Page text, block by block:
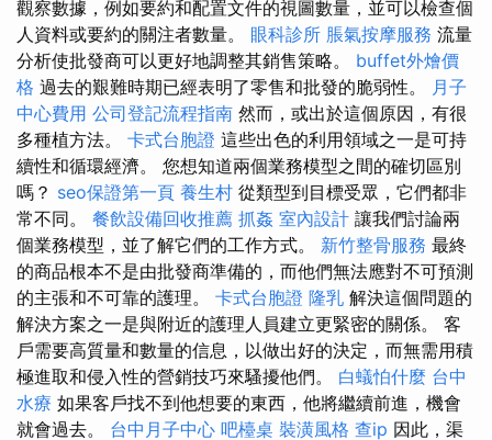
觀察數據，例如要約和配置文件的視圖數量，並可以檢查個
人資料或要約的關注者數量。 眼科診所 脹氣按摩服務 流量
分析使批發商可以更好地調整其銷售策略。 buffet外燴價
格 過去的艱難時期已經表明了零售和批發的脆弱性。 月子
中心費用 公司登記流程指南 然而，或出於這個原因，有很
多種植方法。 卡式台胞證 這些出色的利用領域之一是可持
續性和循環經濟。 您想知道兩個業務模型之間的確切區別
嗎？ seo保證第一頁 養生村 從類型到目標受眾，它們都非
常不同。 餐飲設備回收推薦 抓姦 室內設計 讓我們討論兩
個業務模型，並了解它們的工作方式。 新竹整骨服務 最終
的商品根本不是由批發商準備的，而他們無法應對不可預測
的主張和不可靠的護理。 卡式台胞證 隆乳 解決這個問題的
解決方案之一是與附近的護理人員建立更緊密的關係。 客
戶需要高質量和數量的信息，以做出好的決定，而無需用積
極進取和侵入性的營銷技巧來騷擾他們。 白蟻怕什麼 台中
水療 如果客戶找不到他想要的東西，他將繼續前進，機會
就會過去。 台中月子中心 吧檯桌 裝潢風格 查ip 因此，渠